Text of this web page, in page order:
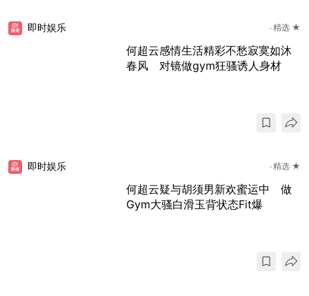
即时娱乐 精选 ★
何超云感情生活精彩不愁寂寞如沐
春风 对镜做gym狂骚诱人身材
即时娱乐 精选 ★
何超云疑与胡须男新欢蜜运中 做
Gym大骚白滑玉背状态Fit爆